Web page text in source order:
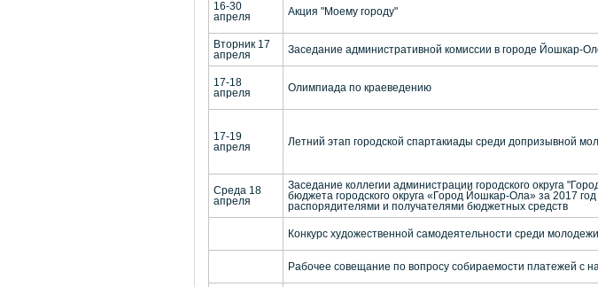
16-30
апреля
Акция "Моему городу"
Вторник 17
апреля
Заседание административной комиссии в городе Йошкар-
17-18
апреля
Олимпиада по краеведению
17-19
апреля
Летний этап городской спартакиады среди допризывной
Среда 18
апреля
Заседание коллегии администрации городского округа
бюджета городского округа «Город Йошкар-Ола» за 2017
распорядителями и получателями бюджетных средств
Конкурс художественной самодеятельности среди
Рабочее совещание по вопросу собираемости платежей с